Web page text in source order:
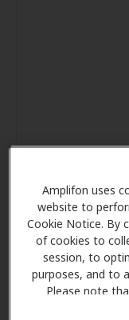
Amplifon uses
website to
Cookie Notice. By
of cookies to
session, to
purposes, and to
Please note